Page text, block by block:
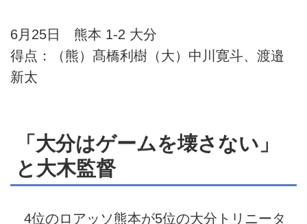
6月25日 熊本 1-2 大分
得点：（熊）髙橋利樹（大）中川寛斗、渡邉
新太
「大分はゲームを壊さない」
と大木監督
4位のロアッソ熊本が5位の大分トリニータ